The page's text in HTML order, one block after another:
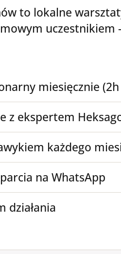
to lokalne
uczestnikiem
miesięcznie
z ekspertem
każdego
na WhatsApp
działania